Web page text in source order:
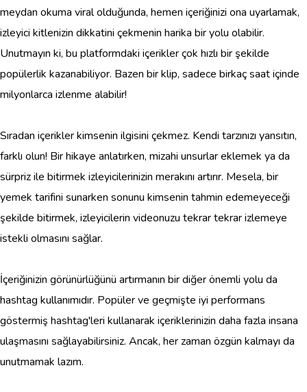
meydan okuma viral olduğunda, hemen içeriğinizi ona uyarlamak,
izleyici kitlenizin dikkatini çekmenin harika bir yolu olabilir.
Unutmayın ki, bu platformdaki içerikler çok hızlı bir şekilde
popülerlik kazanabiliyor. Bazen bir klip, sadece birkaç saat içinde
milyonlarca izlenme alabilir!
Sıradan içerikler kimsenin ilgisini çekmez. Kendi tarzınızı yansıtın,
farklı olun! Bir hikaye anlatırken, mizahi unsurlar eklemek ya da
sürpriz ile bitirmek izleyicilerinizin merakını artırır. Mesela, bir
yemek tarifini sunarken sonunu kimsenin tahmin edemeyeceği
şekilde bitirmek, izleyicilerin videonuzu tekrar tekrar izlemeye
istekli olmasını sağlar.
İçeriğinizin görünürlüğünü artırmanın bir diğer önemli yolu da
hashtag kullanımıdır. Popüler ve geçmişte iyi performans
göstermiş hashtag'leri kullanarak içeriklerinizin daha fazla insana
ulaşmasını sağlayabilirsiniz. Ancak, her zaman özgün kalmayı da
unutmamak lazım.